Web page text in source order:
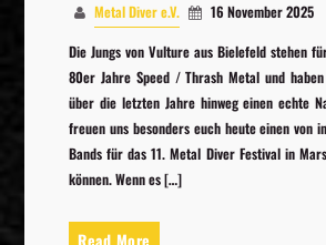
Metal Diver e.V.
16 November 2025
Die Jungs von Vulture aus Bielefeld stehen
80er Jahre Speed / Thrash Metal und
über die letzten Jahre hinweg einen echte
freuen uns besonders euch heute einen von
Bands für das 11. Metal Diver Festival in
können. Wenn es […]